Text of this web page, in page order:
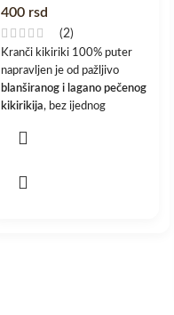
400 rsd
(2)
Kranči kikiriki 100% puter
napravljen je od pažljivo
blanširanog i lagano pečenog
kikirikija, bez ijednog